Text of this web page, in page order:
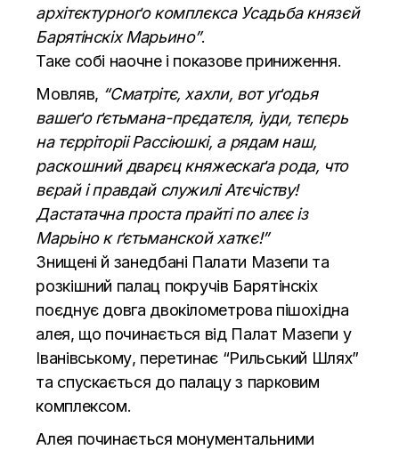
архітєктурноґо комплєкса Усадьба князєй
Барятінскіх Марьино”.
Таке собі наочне і показове приниження.
Мовляв, “Сматрітє, хахли, вот уґодья
вашеґо ґєтьмана-прєдатєля, іуди, тєпєрь
на тєрріторіі Рассіюшкі, а рядам наш,
раскошний дварєц княжескаґа рода, что
вєрай і правдай служилі Атєчіству!
Дастатачна проста прайті по алєє із
Марьіно к ґєтьманской хаткє!”
Знищені й занедбані Палати Мазепи та
розкішний палац покручів Барятінскіх
поєднує довга двокілометрова пішохідна
алея, що починається від Палат Мазепи у
Іванівському, перетинає “Рильський Шлях”
та спускається до палацу з парковим
комплексом.
Алея починається монументальними